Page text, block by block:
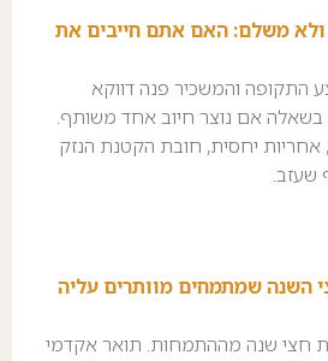
משלם: האם אתם חייבים את
התקופה והמשכיר פנה דווקא
בשאלה אם נוצר חיוב אחד משותף.
אחריות יחסית, חובת הקטנת הנזק
שעזב.
השנה שמתמחים מוותרים עליה
חצי שנה מההתמחות. תואר אקדמי